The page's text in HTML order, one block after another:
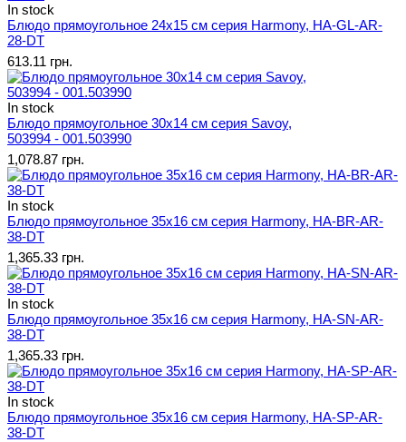
In stock
Блюдо прямоугольное 24х15 см серия Harmony, HA-GL-AR-
28-DT
613.11 грн.
In stock
Блюдо прямоугольное 30х14 см серия Savoy,
503994 - 001.503990
1,078.87 грн.
In stock
Блюдо прямоугольное 35х16 см серия Harmony, HA-BR-AR-
38-DT
1,365.33 грн.
In stock
Блюдо прямоугольное 35х16 см серия Harmony, HA-SN-AR-
38-DT
1,365.33 грн.
In stock
Блюдо прямоугольное 35х16 см серия Harmony, HA-SP-AR-
38-DT